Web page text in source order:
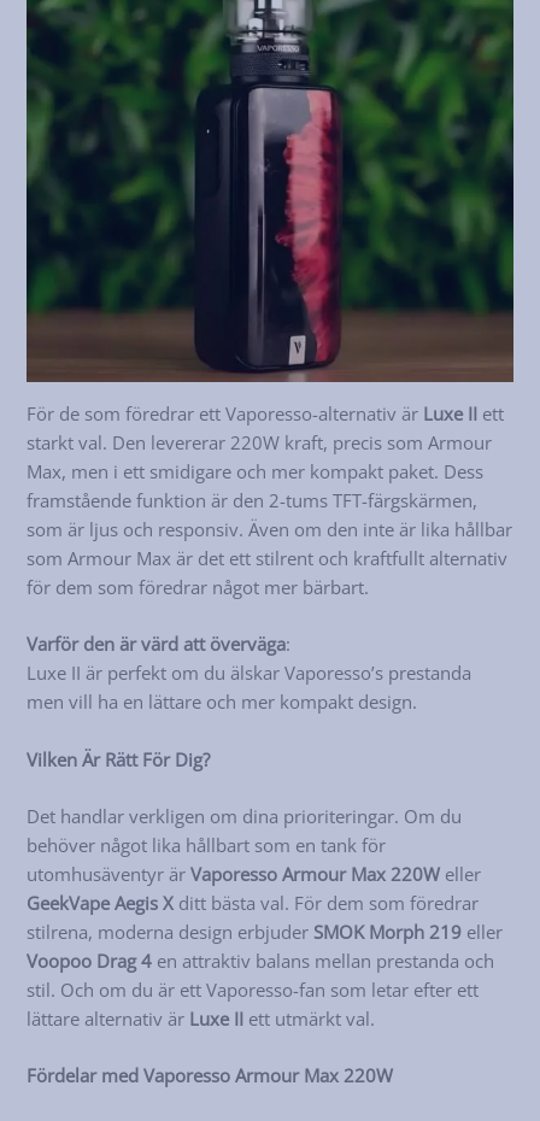
För de som föredrar ett Vaporesso-alternativ är Luxe II ett
starkt val. Den levererar 220W kraft, precis som Armour
Max, men i ett smidigare och mer kompakt paket. Dess
framstående funktion är den 2-tums TFT-färgskärmen,
som är ljus och responsiv. Även om den inte är lika hållbar
som Armour Max är det ett stilrent och kraftfullt alternativ
för dem som föredrar något mer bärbart.
Varför den är värd att överväga:
Luxe II är perfekt om du älskar Vaporesso’s prestanda
men vill ha en lättare och mer kompakt design.
Vilken Är Rätt För Dig?
Det handlar verkligen om dina prioriteringar. Om du
behöver något lika hållbart som en tank för
utomhusäventyr ärVaporesso Armour Max 220W eller
GeekVape Aegis X ditt bästa val. För dem som föredrar
stilrena, moderna design erbjuder SMOK Morph 219 eller
Voopoo Drag 4 en attraktiv balans mellan prestanda och
stil. Och om du är ett Vaporesso-fan som letar efter ett
lättare alternativ är Luxe II ett utmärkt val.
Fördelar med Vaporesso Armour Max 220W